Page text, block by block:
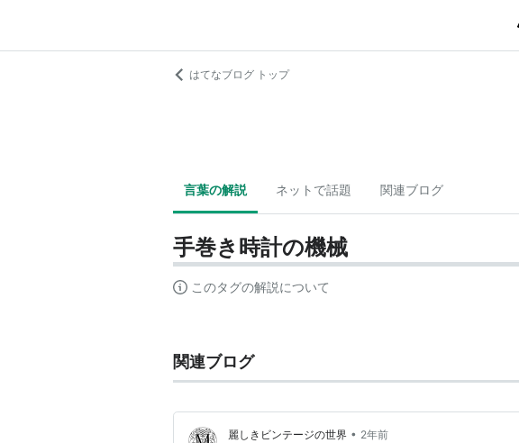
はてなブログ トップ
言葉の解説 ネットで話題 関連ブログ
手巻き時計の機械
このタグの解説について
関連ブログ
麗しきビンテージの世界 • 2年前